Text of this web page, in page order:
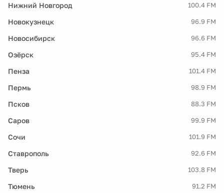
Нижний Новгород 100.4 FM
Новокузнецк 96.9 FM
Новосибирск 96.6 FM
Озёрск 95.4 FM
Пенза 101.4 FM
Пермь 98.9 FM
Псков 88.3 FM
Саров 99.9 FM
Сочи 101.9 FM
Ставрополь 92.6 FM
Тверь 103.8 FM
Тюмень 91.2 FM